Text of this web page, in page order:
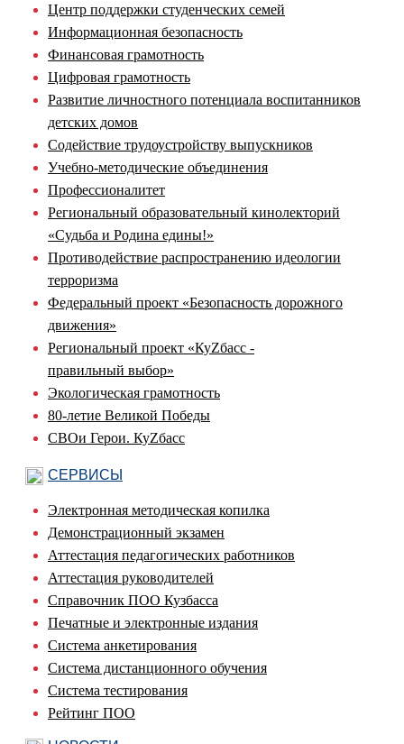
Центр поддержки студенческих семей
Информационная безопасность
Финансовая грамотность
Цифровая грамотность
Развитие личностного потенциала воспитанников
детских домов
Содействие трудоустройству выпускников
Учебно-методические объединения
Профессионалитет
Региональный образовательный кинолекторий
«Судьба и Родина едины!»
Противодействие распространению идеологии
терроризма
Федеральный проект «Безопасность дорожного
движения»
Региональный проект «КуZбасс -
правильный выбор»
Экологическая грамотность
80-летие Великой Победы
СВОи Герои. КуZбасс
СЕРВИСЫ
Электронная методическая копилка
Демонстрационный экзамен
Аттестация педагогических работников
Аттестация руководителей
Справочник ПОО Кузбасса
Печатные и электронные издания
Система анкетирования
Система дистанционного обучения
Система тестирования
Рейтинг ПОО